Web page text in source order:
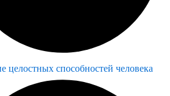
целостных способностей человека